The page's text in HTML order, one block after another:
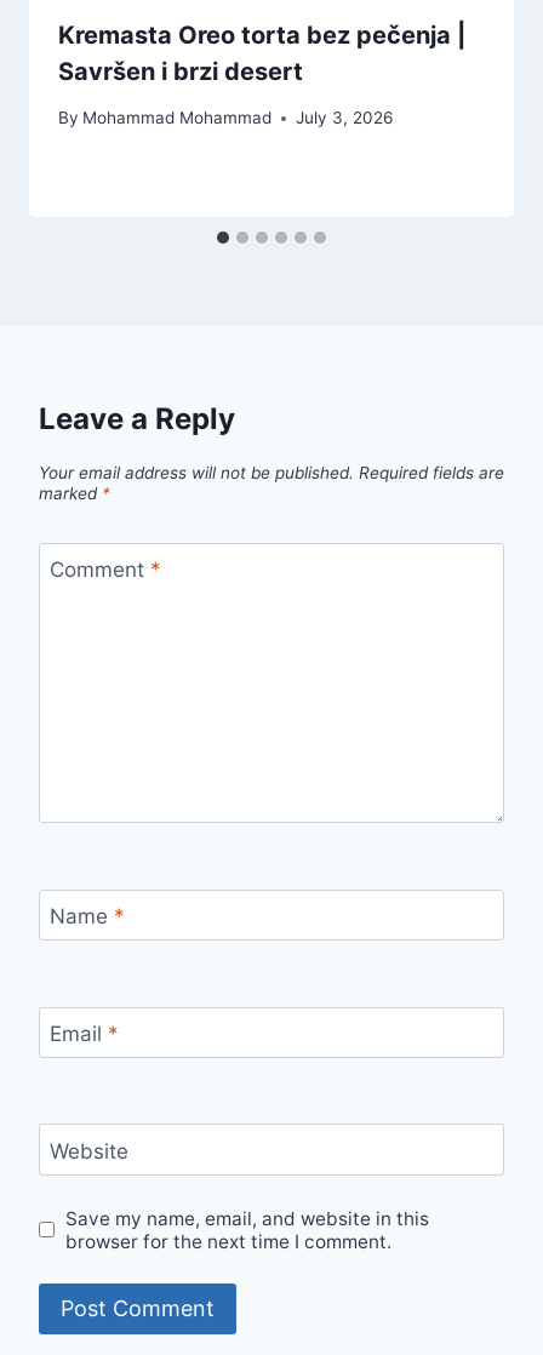
Kremasta Oreo torta bez pečenja |
Savršen i brzi desert
By Mohammad Mohammad July 3, 2026
Leave a Reply
Your email address will not be published. Required fields are
marked *
Comment *
Name *
Email *
Website
Save my name, email, and website in this
browser for the next time I comment.